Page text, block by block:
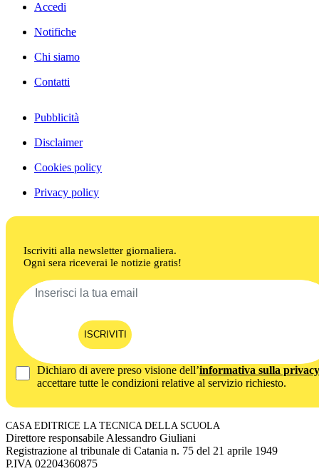
Accedi
Notifiche
Chi siamo
Contatti
Pubblicità
Disclaimer
Cookies policy
Privacy policy
Iscriviti alla newsletter giornaliera.
Ogni sera riceverai le notizie gratis!
ISCRIVITI
Dichiaro di avere preso visione dell’informativa sulla privacy
accettare tutte le condizioni relative al servizio richiesto.
CASA EDITRICE LA TECNICA DELLA SCUOLA
Direttore responsabile Alessandro Giuliani
Registrazione al tribunale di Catania n. 75 del 21 aprile 1949
P.IVA 02204360875